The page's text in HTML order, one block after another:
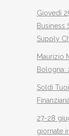
Giovedì
Business
Supply
Maurizio
Bologna:
Soldi
27-28
giornate